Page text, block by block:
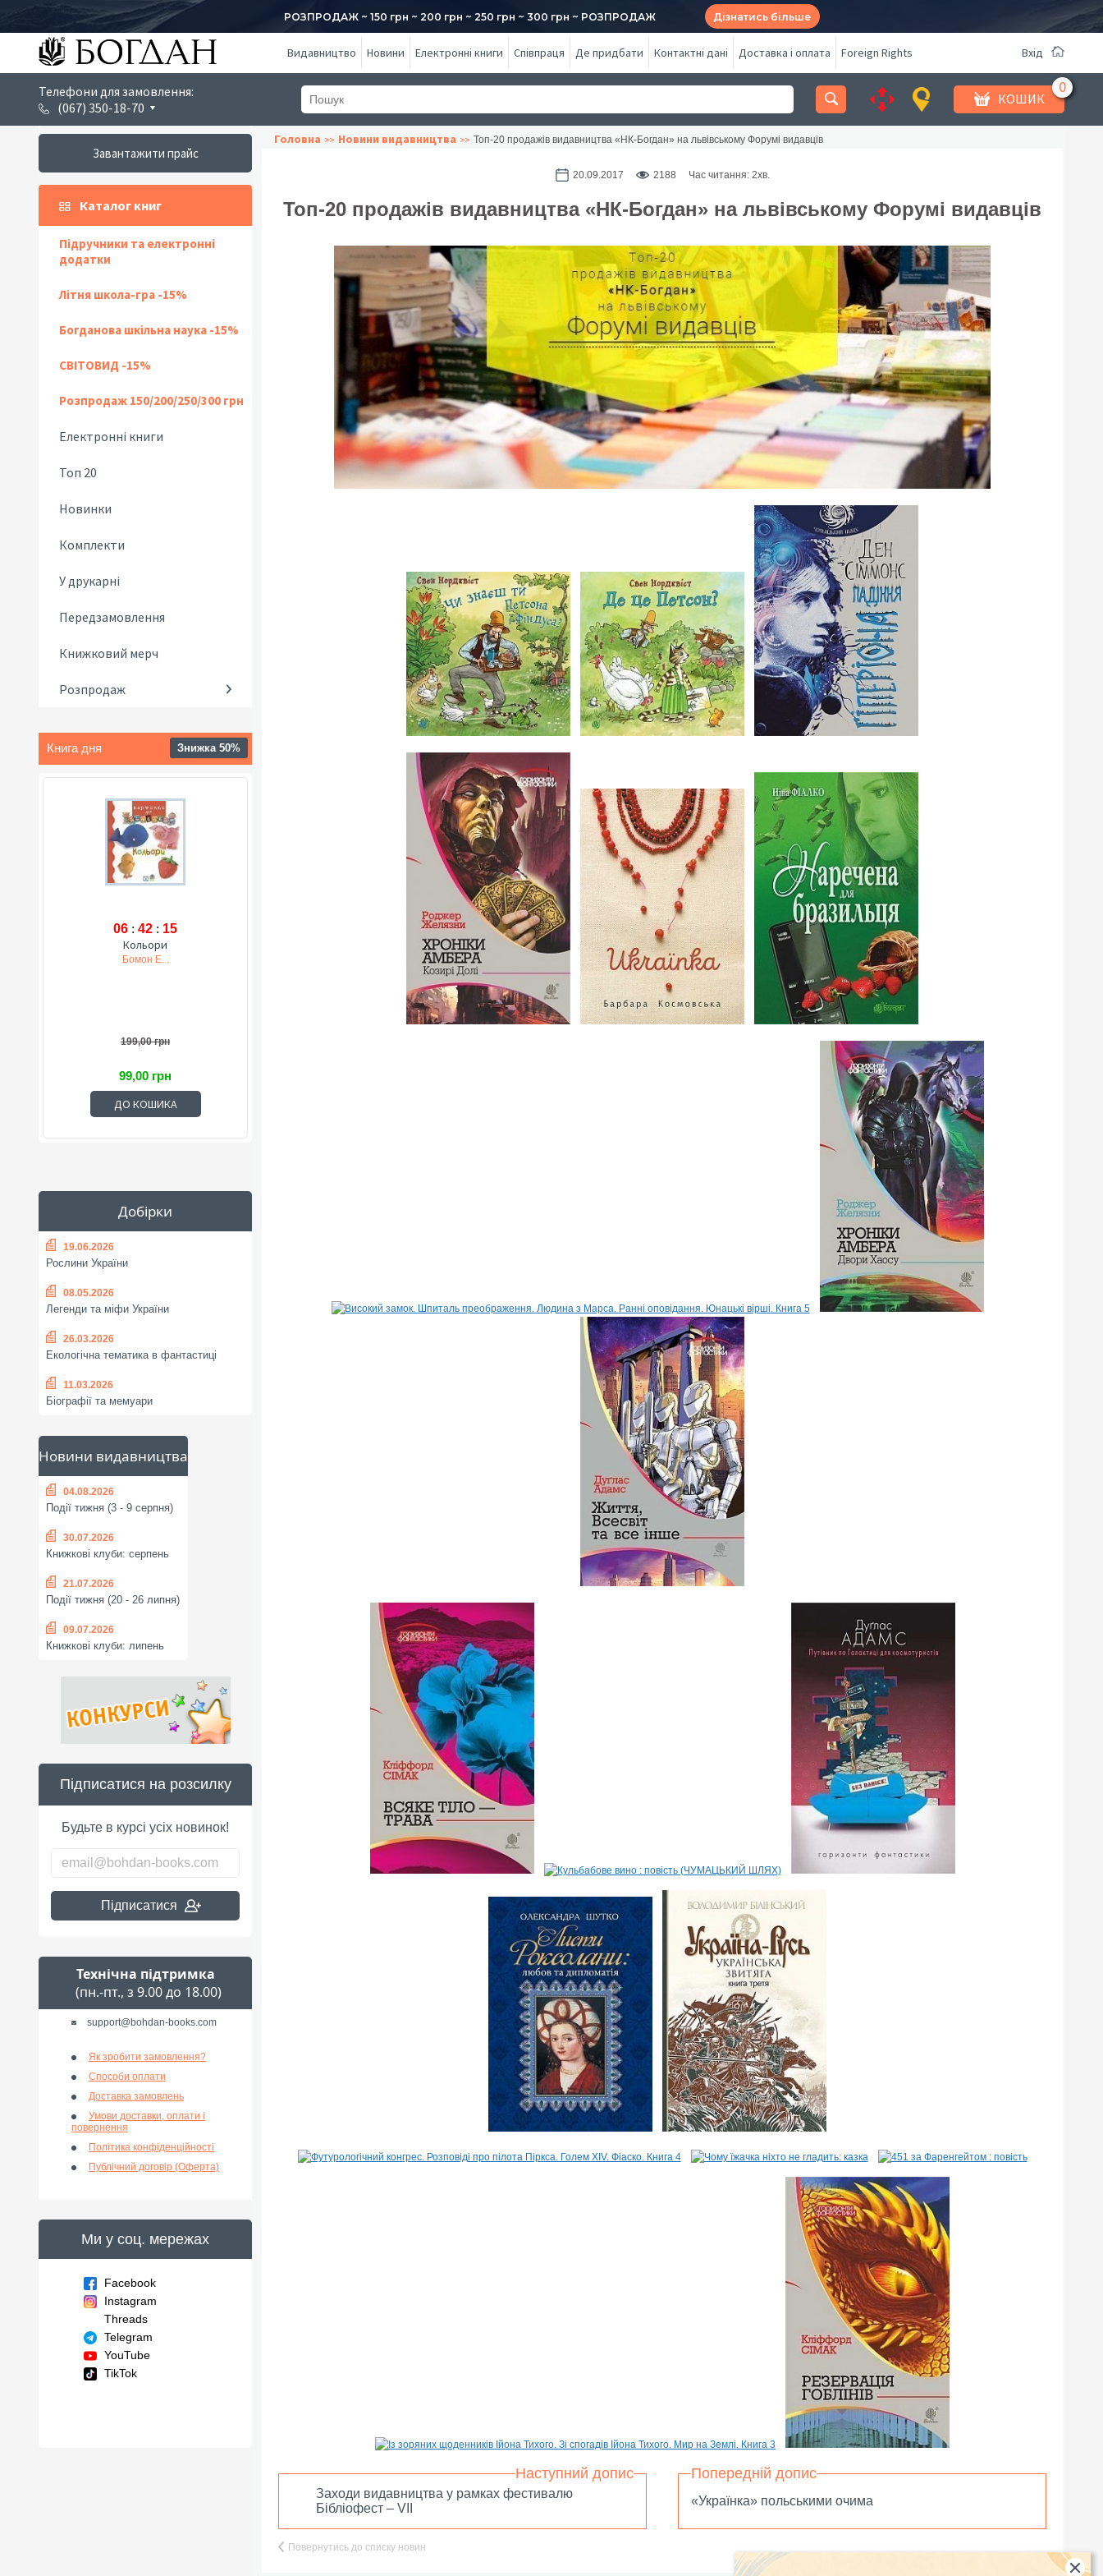
РОЗПРОДАЖ ~ 150 грн ~ 200 грн ~ 250 грн ~ 300 грн ~ РОЗПРОДАЖ Дізнатись більше
Видавництво Новини Електронні книги Співпраця Де придбати Контактні дані Доставка і оплата Foreign Rights Вхід
Телефони для замовлення:
(067) 350-18-70
КОШИК
Завантажити прайс
Каталог книг
Підручники та електронні
додатки
Літня школа-гра -15%
Богданова шкільна наука -15%
СВІТОВИД -15%
Розпродаж 150/200/250/300 грн
Електронні книги
Топ 20
Новинки
Комплекти
У друкарні
Передзамовлення
Книжковий мерч
Розпродаж
Книга дня Знижка 50%
06 : 42 : 14
Кольори
Бомон Е. .
199,00 грн
99,00 грн
ДО КОШИКА
Добірки
19.06.2026
Рослини України
08.05.2026
Легенди та міфи України
26.03.2026
Екологічна тематика в фантастиці
11.03.2026
Біографії та мемуари
Новини видавництва
04.08.2026
Події тижня (3 - 9 серпня)
30.07.2026
Книжкові клуби: серпень
21.07.2026
Події тижня (20 - 26 липня)
09.07.2026
Книжкові клуби: липень
Підписатися на розсилку
Будьте в курсі усіх новинок!
Підписатися
Технічна підтримка
(пн.-пт., з 9.00 до 18.00)
support@bohdan-books.com
Як зробити замовлення?
Способи оплати
Доставка замовлень
Умови доставки, оплати і
повернення
Політика конфіденційності
Публічний договір (Оферта)
Ми у соц. мережах
Facebook
Instagram
Threads
Telegram
YouTube
TikTok
Головна Новини видавництва Топ-20 продажів видавництва «НК-Богдан» на львівському Форумі видавців
20.09.2017 2188 Час читання: 2хв.
Топ-20 продажів видавництва «НК-Богдан» на львівському Форумі видавців
Наступний допис
Заходи видавництва у рамках фестивалю
Бібліофест – VII
Попередній допис
«Українка» польськими очима
Повернутись до списку новин